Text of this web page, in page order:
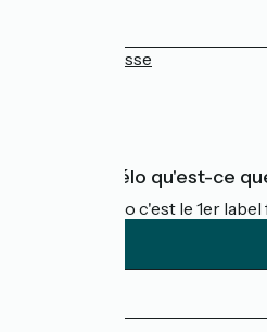
Espace Presse
Accueil Vélo qu'est-ce
Accueil Vélo c'est le 1er